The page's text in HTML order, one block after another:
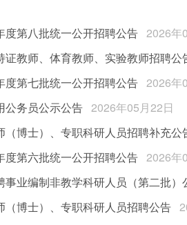
第八批统一公开招聘公告 2026年
教师、体育教师、实验教师招聘公
第七批统一公开招聘公告 2026年
公务员公示公告 2026年05月22日
博士）、专职科研人员招聘补充公
第六批统一公开招聘公告 2026年
业编制非教学科研人员（第二批）
博士）、专职科研人员招聘公告